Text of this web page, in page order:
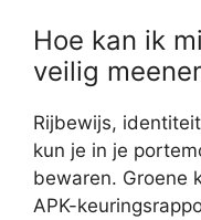
Hoe kan ik
veilig
Rijbewijs,
kun je in je
bewaren. Groene
APK-